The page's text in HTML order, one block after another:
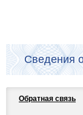
Сведения
Обратная связь